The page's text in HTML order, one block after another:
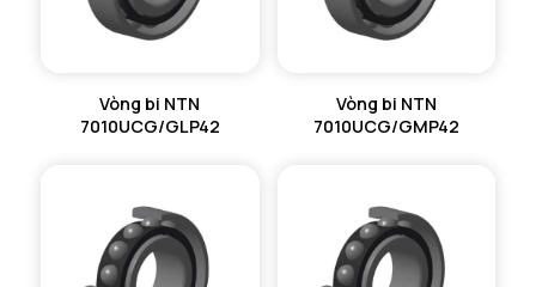
Vòng bi NTN
7010UCG/GLP42
Vòng bi NTN
7010UCG/GMP42